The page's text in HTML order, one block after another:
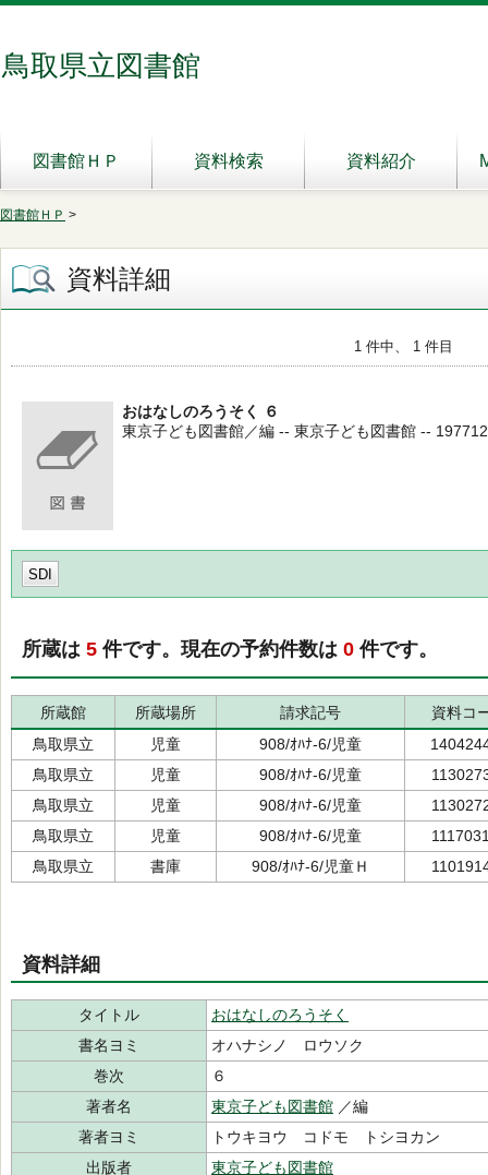
鳥取県立図書館
図書館ＨＰ 資料検索 資料紹介
図書館ＨＰ >
資料詳細
1 件中、 1 件目
おはなしのろうそく ６
東京子ども図書館／編 -- 東京子ども図書館 --
SDI
所蔵は 5 件です。現在の予約件数は 0 件です。
所蔵館 所蔵場所 請求記号
資料コ
鳥取県立
児童 908/ｵﾊﾅ-6/児童
鳥取県立
児童 908/ｵﾊﾅ-6/児童
鳥取県立
児童 908/ｵﾊﾅ-6/児童
鳥取県立
児童 908/ｵﾊﾅ-6/児童
鳥取県立
書庫 908/ｵﾊﾅ-6/児童Ｈ
資料詳細
タイトル
おはなしのろうそく
書名ヨミ
オハナシノ ロウソク
巻次
６
著者名
東京子ども図書館 ／編
著者ヨミ
トウキヨウ コドモ トシヨカン
出版者
東京子ども図書館